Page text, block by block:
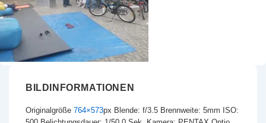
BILDINFORMATIONEN
Originalgröße 764×573px Blende: f/3.5 Brennweite: 5mm ISO: